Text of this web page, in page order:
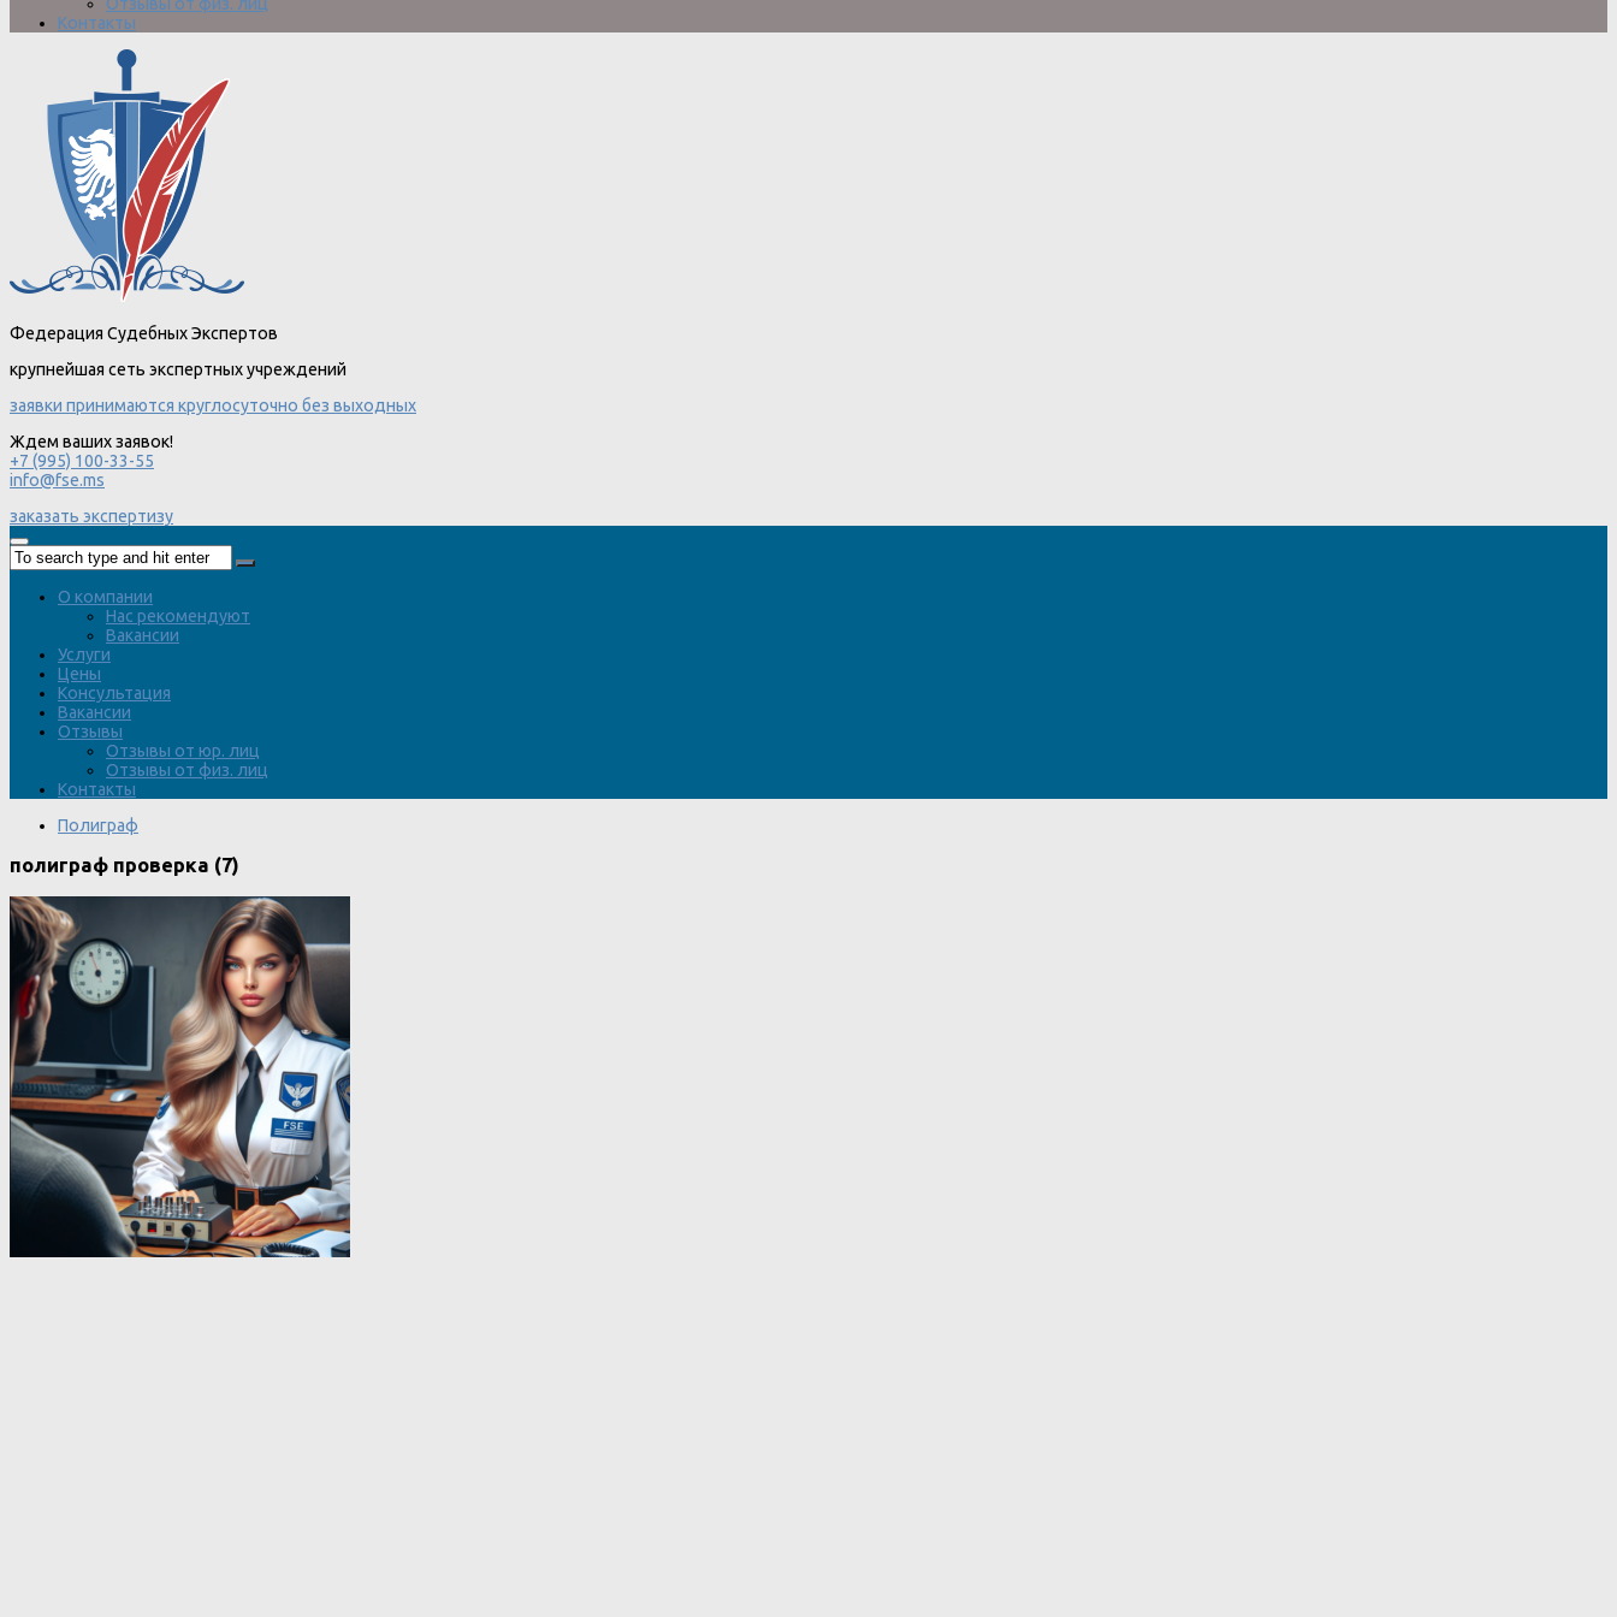
Отзывы от физ. лиц
Контакты
Федерация Судебных Экспертов
крупнейшая сеть экспертных учреждений
заявки принимаются круглосуточно без выходных
Ждем ваших заявок!
+7 (995) 100-33-55
info@fse.ms
заказать экспертизу
О компании
Нас рекомендуют
Вакансии
Услуги
Цены
Консультация
Вакансии
Отзывы
Отзывы от юр. лиц
Отзывы от физ. лиц
Контакты
Полиграф
полиграф проверка (7)